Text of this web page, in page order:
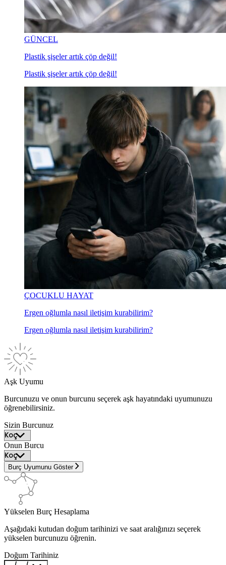
GÜNCEL
Plastik şişeler artık çöp değil!
Plastik şişeler artık çöp değil!
ÇOCUKLU HAYAT
Ergen oğlumla nasıl iletişim kurabilirim?
Ergen oğlumla nasıl iletişim kurabilirim?
Aşk Uyumu
Burcunuzu ve onun burcunu seçerek aşk hayatındaki uyumunuzu
öğrenebilirsiniz.
Sizin Burcunuz
Onun Burcu
Burç Uyumunu Göster
Yükselen Burç Hesaplama
Aşağıdaki kutudan doğum tarihinizi ve saat aralığınızı seçerek
yükselen burcunuzu öğrenin.
Doğum Tarihiniz